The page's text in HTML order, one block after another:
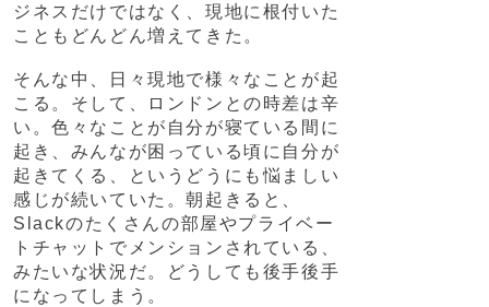
ジネスだけではなく、現地に根付いた
こともどんどん増えてきた。
そんな中、日々現地で様々なことが起
こる。そして、ロンドンとの時差は辛
い。色々なことが自分が寝ている間に
起き、みんなが困っている頃に自分が
起きてくる、というどうにも悩ましい
感じが続いていた。朝起きると、
Slackのたくさんの部屋やプライベー
トチャットでメンションされている、
みたいな状況だ。どうしても後手後手
になってしまう。